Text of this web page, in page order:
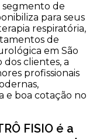
segmento de
para seus
respiratória,
de
em São
dos clientes, a
profissionais
e boa cotação no
FISIO é a